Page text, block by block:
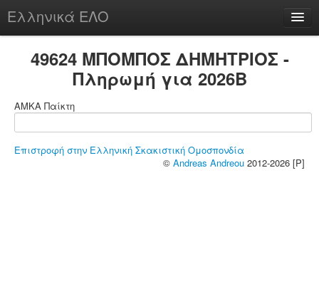
Ελληνικά ΕΛΟ
chesstu.be @ discord
49624 ΜΠΟΜΠΟΣ ΔΗΜΗΤΡΙΟΣ -
Πληρωμή για 2026B
ΑΜΚΑ Παίκτη
Επιστροφή στην Ελληνική Σκακιστική Ομοσπονδία
© Andreas Andreou 2012-2026 [P]